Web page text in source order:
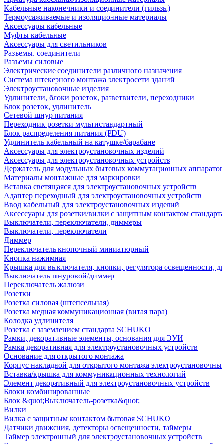
Кабельные наконечники и соединители (гильзы)
Термоусаживаемые и изоляционные материалы
Аксессуары кабельные
Муфты кабельные
Аксессуары для светильников
Разъемы, соединители
Разъемы силовые
Электрические соединители различного назначения
Система штекерного монтажа электросети зданий
Электроустановочные изделия
Удлинители, блоки розеток, разветвители, переходники
Блок розеток, удлинитель
Сетевой шнур питания
Переходник розетки мультистандартный
Блок распределения питания (PDU)
Удлинитель кабельный на катушке/барабане
Аксессуары для электроустановочных изделий
Аксессуары для электроустановочных устройств
Держатель для модульных бытовых коммутационных
Материалы монтажные для маркировки
Вставка светящаяся для электроустановочных устройств
Адаптер переходный для электроустановочных устройств
Ввод кабельный для электроустановочных изделий
Аксессуары для розетки/вилки с защитным контактом
Выключатели, переключатели, диммеры
Выключатели, переключатели
Диммер
Переключатель кнопочный миниатюрный
Кнопка нажимная
Крышка для выключателя, кнопки, регулятора освещенности,
Выключатель шнуровой/диммер
Переключатель жалюзи
Розетки
Розетка силовая (штепсельная)
Розетка медная коммуникационная (витая пара)
Колодка удлинителя
Розетка с заземлением стандарта SCHUKO
Рамки, декоративные элементы, основания для ЭУИ
Рамка декоративная для электроустановочных устройств
Основание для открытого монтажа
Корпус накладной для открытого монтажа
Вставка/крышка для коммуникационных технологий
Элемент декоративный для электроустановочных устройств
Блоки комбинированные
Блок &quot;Выключатель-розетка&quot;
Вилки
Вилка с защитным контактом бытовая SCHUKO
Датчики движения, детекторы освещенности, таймеры
Таймер электронный для электроустановочных устройств